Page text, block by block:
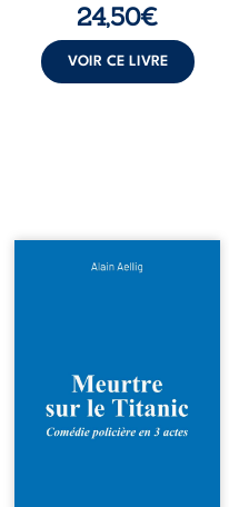
24,50€
VOIR CE LIVRE
Et si le naufrage n’avait pas
les profondeurs de l’Atlantique.
Sept décennies plus tard, la
découverte de l’épave fait
resurgir un secret que l’on